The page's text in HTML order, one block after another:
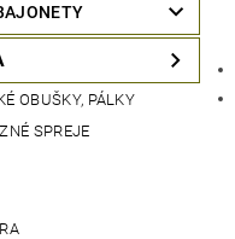
OBUŠKY, PÁLKY
SPREJE